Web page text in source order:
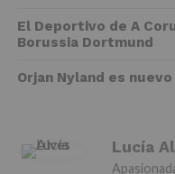
El Deportivo de A
Borussia Dortmund
Orjan Nyland es
Lucía